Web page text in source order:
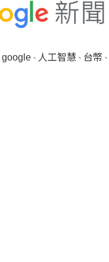
google、 人工智慧 、 台幣 、